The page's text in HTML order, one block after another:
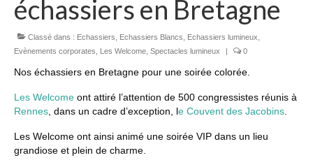
échassiers en Bretagne
Classé dans : Echassiers, Echassiers Blancs, Echassiers lumineux,
Evènements corporates, Les Welcome, Spectacles lumineux 0
Nos échassiers en Bretagne pour une soirée colorée.
Les Welcome ont attiré l’attention de 500 congressistes réunis à
Rennes, dans un cadre d’exception, le Couvent des Jacobins.
Les Welcome ont ainsi animé une soirée VIP dans un lieu
grandiose et plein de charme.